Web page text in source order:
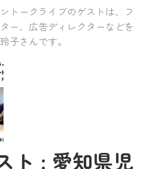
トークライブのゲストは、フ
ー、広告ディレクターなどを
子さんです。
ト : 愛知県児